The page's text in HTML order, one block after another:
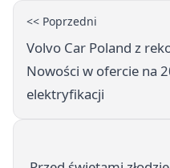
<< Poprzedni
Volvo Car Poland z
Nowości w ofercie na
elektryfikacji